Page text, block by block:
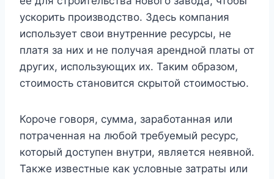
ускорить производство. Здесь компания
использует свои внутренние ресурсы, не
платя за них и не получая арендной платы от
других, использующих их. Таким образом,
стоимость становится скрытой стоимостью.
Короче говоря, сумма, заработанная или
потраченная на любой требуемый ресурс,
который доступен внутри, является неявной.
Также известные как условные затраты или